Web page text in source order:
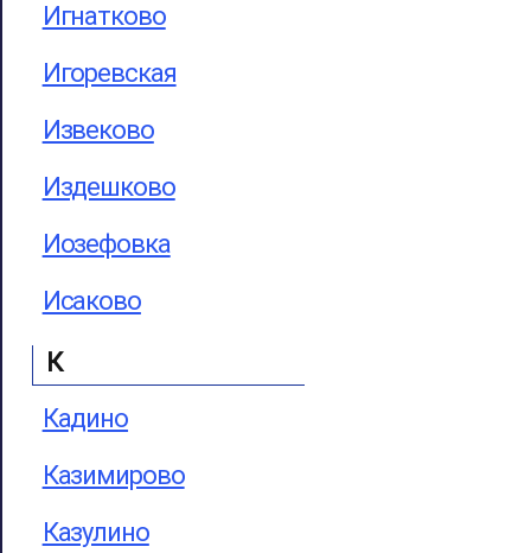
Игнатково
Игоревская
Извеково
Издешково
Иозефовка
Исаково
К
Кадино
Казимирово
Казулино